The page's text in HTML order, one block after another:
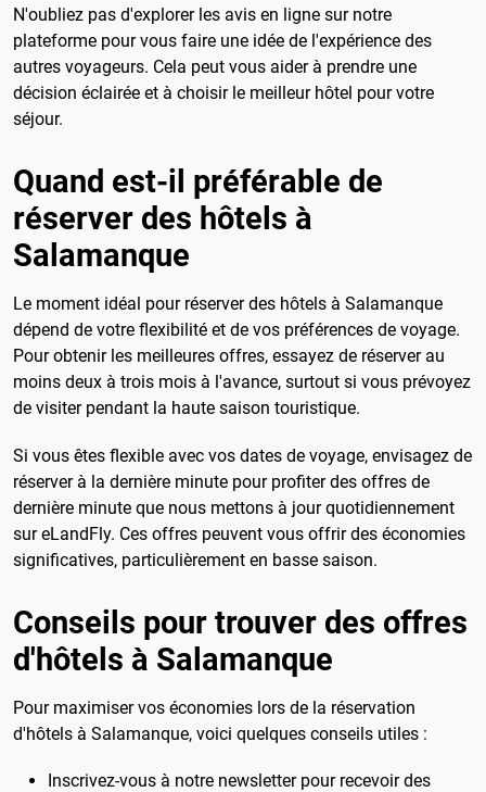
N'oubliez pas d'explorer les avis en ligne sur notre
plateforme pour vous faire une idée de l'expérience des
autres voyageurs. Cela peut vous aider à prendre une
décision éclairée et à choisir le meilleur hôtel pour votre
séjour.
Quand est-il préférable de
réserver des hôtels à
Salamanque
Le moment idéal pour réserver des hôtels à Salamanque
dépend de votre flexibilité et de vos préférences de voyage.
Pour obtenir les meilleures offres, essayez de réserver au
moins deux à trois mois à l'avance, surtout si vous prévoyez
de visiter pendant la haute saison touristique.
Si vous êtes flexible avec vos dates de voyage, envisagez de
réserver à la dernière minute pour profiter des offres de
dernière minute que nous mettons à jour quotidiennement
sur eLandFly. Ces offres peuvent vous offrir des économies
significatives, particulièrement en basse saison.
Conseils pour trouver des offres
d'hôtels à Salamanque
Pour maximiser vos économies lors de la réservation
d'hôtels à Salamanque, voici quelques conseils utiles :
Inscrivez-vous à notre newsletter pour recevoir des